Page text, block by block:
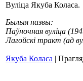
Вуліца Якуба Коласа.
Былыя назвы:
Паўночная вуліца
Лагойскі тракт (ад
Якуба Коласа |